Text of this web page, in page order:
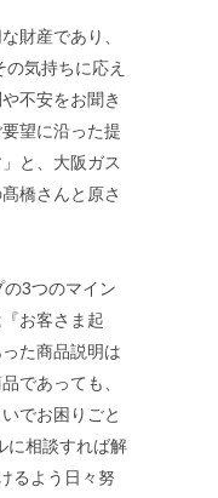
財産であり、
気持ちに応え
不安をお聞き
望に沿った提
と、大阪ガス
橋さんと原さ
3つのマイン
お客さま起
た商品説明は
であっても、
でお困りごと
に相談すれば解
るよう日々努